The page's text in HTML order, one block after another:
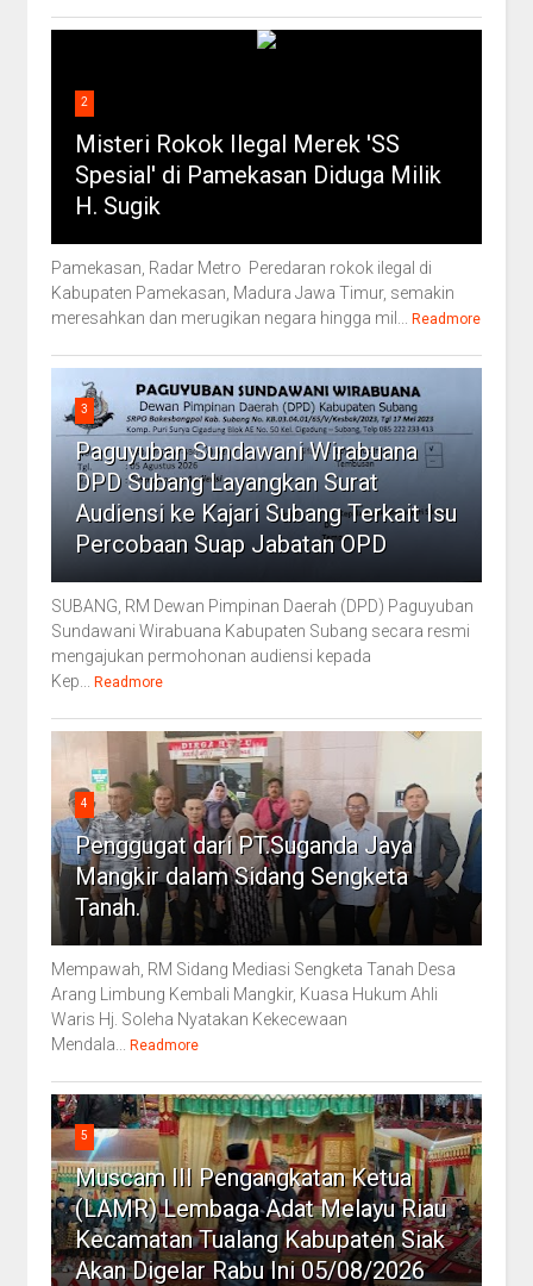
2
Misteri Rokok Ilegal Merek 'SS
Spesial' di Pamekasan Diduga Milik
H. Sugik
Pamekasan, Radar Metro Peredaran rokok ilegal di
Kabupaten Pamekasan, Madura Jawa Timur, semakin
meresahkan dan merugikan negara hingga mil...
Readmore
3
Paguyuban Sundawani Wirabuana
DPD Subang Layangkan Surat
Audiensi ke Kajari Subang Terkait Isu
Percobaan Suap Jabatan OPD
SUBANG, RM Dewan Pimpinan Daerah (DPD) Paguyuban
Sundawani Wirabuana Kabupaten Subang secara resmi
mengajukan permohonan audiensi kepada
Kep...
Readmore
4
Penggugat dari PT.Suganda Jaya
Mangkir dalam Sidang Sengketa
Tanah.
Mempawah, RM Sidang Mediasi Sengketa Tanah Desa
Arang Limbung Kembali Mangkir, Kuasa Hukum Ahli
Waris Hj. Soleha Nyatakan Kekecewaan
Mendala...
Readmore
5
Muscam III Pengangkatan Ketua
(LAMR) Lembaga Adat Melayu Riau
Kecamatan Tualang Kabupaten Siak
Akan Digelar Rabu Ini 05/08/2026